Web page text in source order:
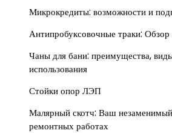
Микрокредиты: возможности и
Антипробуксовочные траки:
Чаны для бани: преимущества,
использования
Стойки опор ЛЭП
Малярный скотч: Ваш
ремонтных работах